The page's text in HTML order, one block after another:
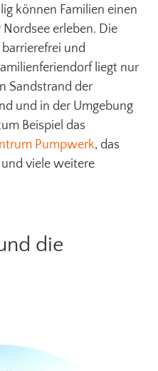
können Familien einen
erleben. Die
und
liegt nur
Sandstrand der
und in der Umgebung
Beispiel das
Pumpwerk, das
und viele weitere
die